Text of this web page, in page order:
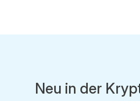
Neu in der